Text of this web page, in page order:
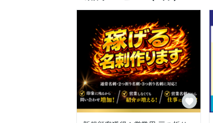
【できること】
✅名刺デザイン
✅HPデザイン
✅STUDIOでのHP制作
✅サムネイルやバナー・ヘッダー等
✅チラシやパンフレット・ショップカ
✅結婚式専用プロフィールサイト制作
→出品できていないものもあります